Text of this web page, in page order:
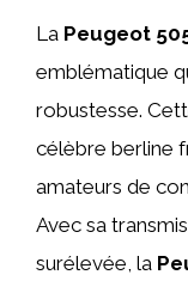
La Peugeot
emblématique
robustesse.
célèbre berline
amateurs de
Avec sa
surélevée, la